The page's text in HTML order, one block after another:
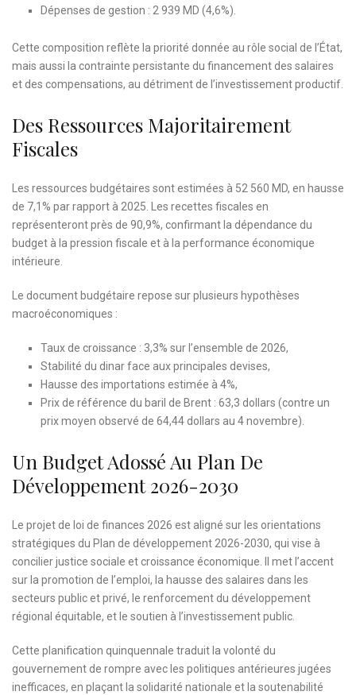
Dépenses de gestion : 2 939 MD (4,6%).
Cette composition reflète la priorité donnée au rôle social de l’État,
mais aussi la contrainte persistante du financement des salaires
et des compensations, au détriment de l’investissement productif.
Des Ressources Majoritairement
Fiscales
Les ressources budgétaires sont estimées à 52 560 MD, en hausse
de 7,1% par rapport à 2025. Les recettes fiscales en
représenteront près de 90,9%, confirmant la dépendance du
budget à la pression fiscale et à la performance économique
intérieure.
Le document budgétaire repose sur plusieurs hypothèses
macroéconomiques :
Taux de croissance : 3,3% sur l’ensemble de 2026,
Stabilité du dinar face aux principales devises,
Hausse des importations estimée à 4%,
Prix de référence du baril de Brent : 63,3 dollars (contre un
prix moyen observé de 64,44 dollars au 4 novembre).
Un Budget Adossé Au Plan De
Développement 2026-2030
Le projet de loi de finances 2026 est aligné sur les orientations
stratégiques du Plan de développement 2026-2030, qui vise à
concilier justice sociale et croissance économique. Il met l’accent
sur la promotion de l’emploi, la hausse des salaires dans les
secteurs public et privé, le renforcement du développement
régional équitable, et le soutien à l’investissement public.
Cette planification quinquennale traduit la volonté du
gouvernement de rompre avec les politiques antérieures jugées
inefficaces, en plaçant la solidarité nationale et la soutenabilité